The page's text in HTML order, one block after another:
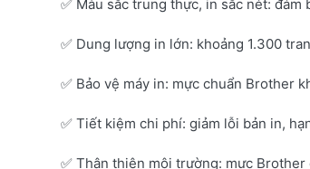
✅ Màu sắc trung thực, in sắc nét:
✅ Dung lượng in lớn: khoảng 1.300
✅ Bảo vệ máy in: mực chuẩn Brother
✅ Tiết kiệm chi phí: giảm lỗi bản in,
✅ Thân thiện môi trường: mực